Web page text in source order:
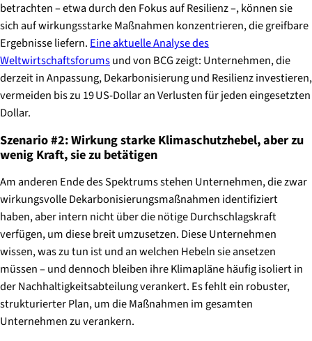
betrachten – etwa durch den Fokus auf Resilienz –, können sie
sich auf wirkungsstarke Maßnahmen konzentrieren, die greifbare
Ergebnisse liefern.Eine aktuelle Analyse des
Weltwirtschaftsforumsund von BCG zeigt: Unternehmen, die
derzeit in Anpassung, Dekarbonisierung und Resilienz investieren,
vermeiden bis zu 19 US-Dollar an Verlusten für jeden eingesetzten
Dollar.
Szenario #2: Wirkung starke Klimaschutzhebel, aber zu
wenig Kraft, sie zu betätigen
Am anderen Ende des Spektrums stehen Unternehmen, die zwar
wirkungsvolle Dekarbonisierungsmaßnahmen identifiziert
haben, aber intern nicht über die nötige Durchschlagskraft
verfügen, um diese breit umzusetzen. Diese Unternehmen
wissen, was zu tun ist und an welchen Hebeln sie ansetzen
müssen – und dennoch bleiben ihre Klimapläne häufig isoliert in
der Nachhaltigkeitsabteilung verankert. Es fehlt ein robuster,
strukturierter Plan, um die Maßnahmen im gesamten
Unternehmen zu verankern.